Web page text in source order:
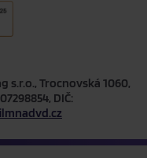
s.r.o., Trocnovská 1060,
DIČ: